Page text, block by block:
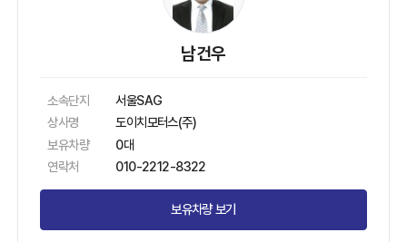
남건우
소속단지
서울SAG
상사명
도이치모터스(주)
보유차량
0대
연락처
010-2212-8322
보유차량 보기